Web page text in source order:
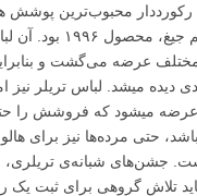
محبوب‌ترین پوشش
لباس ترسناک فیلم جیغ، محصول
عرضه می‌گشت و
دیده میشد. لباس تریلر نیز
میشود که فروشش را حتی
حتی مرده‌ها نیز برای
جشن‌های شبانه‌ی
تلاش گروهی برای ثبت یک